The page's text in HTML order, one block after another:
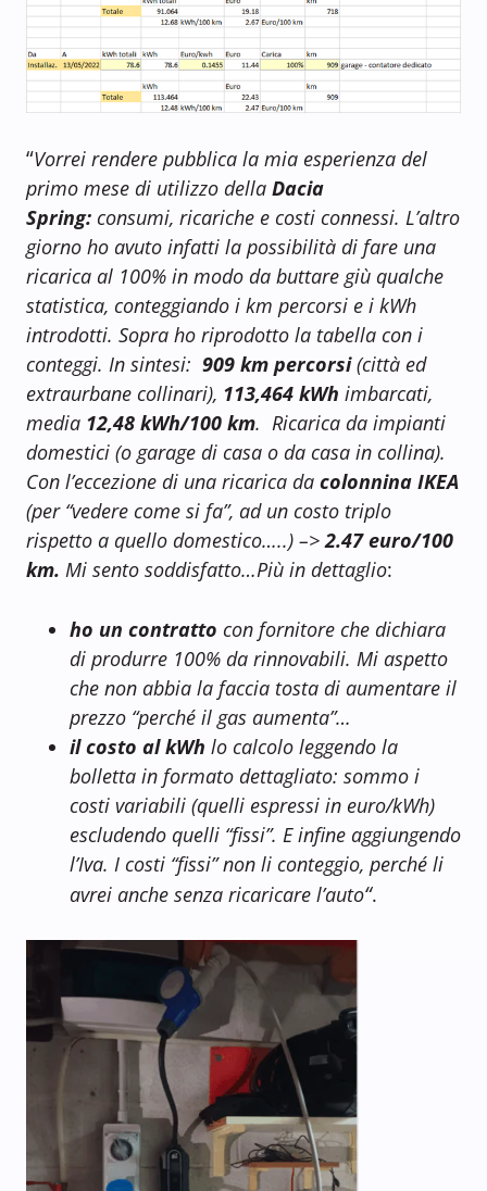
“Vorrei rendere pubblica la mia esperienza del
primo mese di utilizzo della Dacia
Spring: consumi, ricariche e costi connessi. L’altro
giorno ho avuto infatti la possibilità di fare una
ricarica al 100% in modo da buttare giù qualche
statistica, conteggiando i km percorsi e i kWh
introdotti. Sopra ho riprodotto la tabella con i
conteggi. In sintesi: 909 km percorsi(città ed
extraurbane collinari), 113,464 kWh imbarcati,
media 12,48 kWh/100 km. Ricarica da impianti
domestici (o garage di casa o da casa in collina).
Con l’eccezione di una ricarica da colonnina IKEA
(per “vedere come si fa”, ad un costo triplo
rispetto a quello domestico…..) –>2.47 euro/100
km. Mi sento soddisfatto…Più in dettaglio:
ho un contratto con fornitore che dichiara
di produrre 100% da rinnovabili. Mi aspetto
che non abbia la faccia tosta di aumentare il
prezzo “perché il gas aumenta”…
il costo al kWh lo calcolo leggendo la
bolletta in formato dettagliato: sommo i
costi variabili (quelli espressi in euro/kWh)
escludendo quelli “fissi”. E infine aggiungendo
l’Iva. I costi “fissi” non li conteggio, perché li
avrei anche senza ricaricare l’auto“.